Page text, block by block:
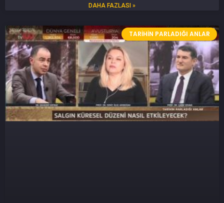
DAHA FAZLASI »
TARIHIN PARLADIĞI ANLAR